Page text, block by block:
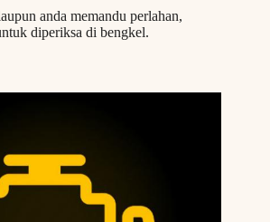
anda memandu perlahan,
diperiksa di bengkel.